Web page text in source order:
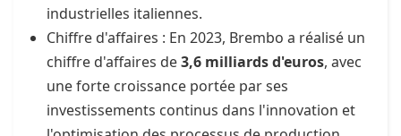
industrielles italiennes.
Chiffre d'affaires : En 2023, Brembo a réalisé un
chiffre d'affaires de3,6 milliards d'euros, avec
une forte croissance portée par ses
investissements continus dans l'innovation et